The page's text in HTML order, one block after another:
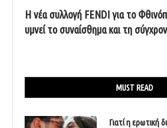
Η νέα συλλογή FENDI για το
υμνεί το συναίσθημα και τη
MUST READ
Γιατί η ερωτική